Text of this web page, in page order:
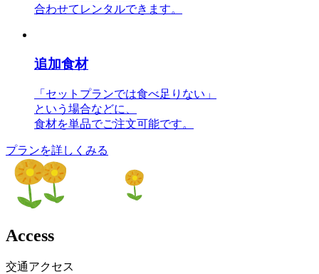
合わせてレンタルできます。
追加食材
「セットプランでは食べ足りない」
という場合などに、
食材を単品でご注文可能です。
プランを詳しくみる
Access
交通アクセス